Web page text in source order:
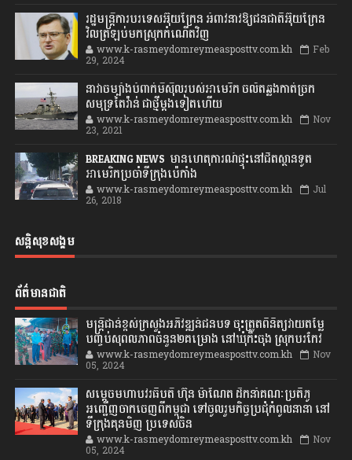
រដ្ឋមន្ត្រីការបរទេសអ៊ុយក្រែន អំពាវនាវឱ្យជនជាតិអ៊ុយក្រែន
វិលត្រឡប់មកស្រុកកំណើតវិញ
www.k-rasmeydomreymeasposttv.com.kh Feb
29, 2024
នាវាចម្បាំងបំពាក់មីស៊ីលរបស់អាមេរិក ចល័តឆ្លងកាត់ច្រក
សមុទ្រតៃវ៉ាន់ ជាថ្មីម្តងទៀតហើយ
www.k-rasmeydomreymeasposttv.com.kh Nov
23, 2021
BREAKING NEWS: មានហេតុការណ៍ផ្ទុះនៅជិតស្ថានទូត
អាមេរិកប្រចាំទីក្រុងប៉េកាំង
www.k-rasmeydomreymeasposttv.com.kh Jul
26, 2018
សន្តិសុខសង្គម
ព័ត៌មានជាតិ
មន្ត្រីជាន់ខ្ពស់ក្រសួងអភិវឌ្ឍន៍ជនបទ ចុះត្រួតពិនិត្យវាយតម្លៃ
បញ្ចប់សុពលភាពចំនួន២គម្រោង នៅឃុំកិះចុង ស្រុកបរកែវ
www.k-rasmeydomreymeasposttv.com.kh Nov
05, 2024
សម្តេចមហាបវរធិបតី ហ៊ុន ម៉ាណែត ដឹកនាំគណៈប្រតិភូ
អញ្ជើញចាកចេញពីកម្ពុជា ទៅចូលរួមកិច្ចប្រជុំកំពូលនានា នៅ
ទីក្រុងគុនមិញ ប្រទេសចិន
www.k-rasmeydomreymeasposttv.com.kh Nov
05, 2024